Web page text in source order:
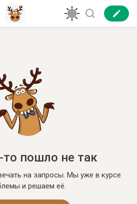
то пошло не так
на запросы. Мы уже в курсе
и решаем её.